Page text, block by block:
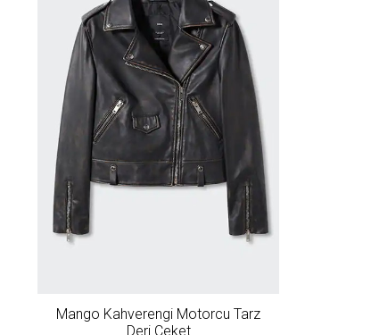
Mango Kahverengi Motorcu Tarz
Deri Ceket